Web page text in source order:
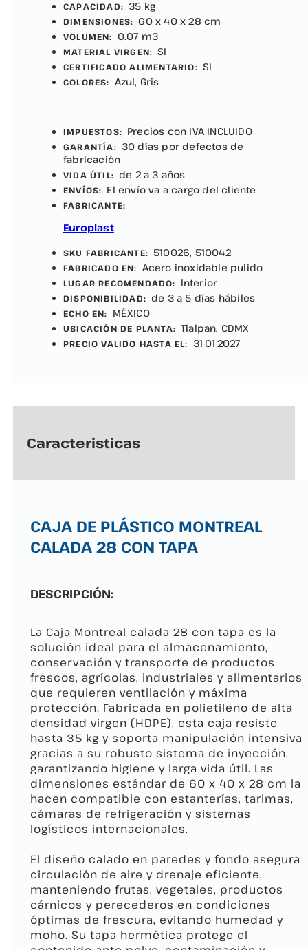
CAPACIDAD: 35 kg
DIMENSIONES: 60 x 40 x 28 cm
VOLUMEN: 0.07 m3
MATERIAL VIRGEN: SI
CERTIFICADO ALIMENTARIO: SI
COLORES: Azul, Gris
IMPUESTOS: Precios con IVA INCLUIDO
GARANTÍA: 30 días por defectos de
fabricación
VIDA ÚTIL: de 2 a 3 años
ENVÍOS: El envío va a cargo del cliente
FABRICANTE:
Europlast
SKU FABRICANTE: 510026, 510042
FABRICADO EN: Acero inoxidable pulido
LUGAR RECOMENDADO: Interior
DISPONIBILIDAD: de 3 a 5 días hábiles
ECHO EN: MÉXICO
UBICACIÓN DE PLANTA: Tlalpan, CDMX
PRECIO VALIDO HASTA EL: 31-01-2027
Caracteristicas
CAJA DE PLÁSTICO MONTREAL
CALADA 28 CON TAPA
DESCRIPCIÓN:
La Caja Montreal calada 28 con tapa es la
solución ideal para el almacenamiento,
conservación y transporte de productos
frescos, agrícolas, industriales y alimentarios
que requieren ventilación y máxima
protección. Fabricada en polietileno de alta
densidad virgen (HDPE), esta caja resiste
hasta 35 kg y soporta manipulación intensiva
gracias a su robusto sistema de inyección,
garantizando higiene y larga vida útil. Las
dimensiones estándar de 60 x 40 x 28 cm la
hacen compatible con estanterías, tarimas,
cámaras de refrigeración y sistemas
logísticos internacionales.​
El diseño calado en paredes y fondo asegura
circulación de aire y drenaje eficiente,
manteniendo frutas, vegetales, productos
cárnicos y perecederos en condiciones
óptimas de frescura, evitando humedad y
moho. Su tapa hermética protege el